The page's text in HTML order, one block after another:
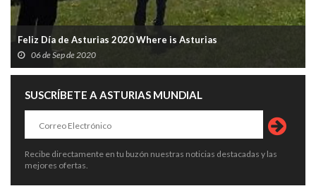
Feliz Día de Asturias 2020 Where is Asturias
06 de Sep de 2020
SUSCRÍBETE A ASTURIAS MUNDIAL
Recibe directamente en tu buzón nuestras noticias destacadas y las
mejores ofertas.